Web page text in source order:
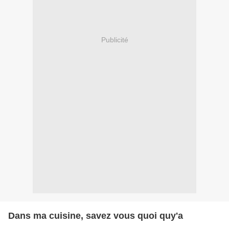
Publicité
Dans ma cuisine, savez vous quoi quy'a